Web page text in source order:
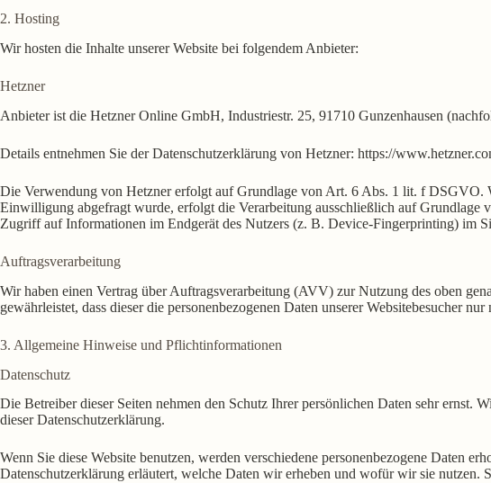
2. Hosting
Wir hosten die Inhalte unserer Website bei folgendem Anbieter:
Hetzner
Anbieter ist die Hetzner Online GmbH, Industriestr. 25, 91710 Gunzenhausen
Details entnehmen Sie der Datenschutzerklärung von Hetzner: https://
Die Verwendung von Hetzner erfolgt auf Grundlage von Art. 6 Abs. 1 lit. f DSGVO.
Einwilligung abgefragt wurde, erfolgt die Verarbeitung ausschließlich auf
Zugriff auf Informationen im Endgerät des Nutzers (z. B. Device-Fingerprinting) im
Auftragsverarbeitung
Wir haben einen Vertrag über Auftragsverarbeitung (AVV) zur Nutzung des oben
gewährleistet, dass dieser die personenbezogenen Daten unserer Websitebesucher
3. Allgemeine Hinweise und Pflicht­informationen
Datenschutz
Die Betreiber dieser Seiten nehmen den Schutz Ihrer persönlichen Daten sehr ernst.
dieser Datenschutzerklärung.
Wenn Sie diese Website benutzen, werden verschiedene personenbezogene Daten
Datenschutzerklärung erläutert, welche Daten wir erheben und wofür wir sie nutzen.